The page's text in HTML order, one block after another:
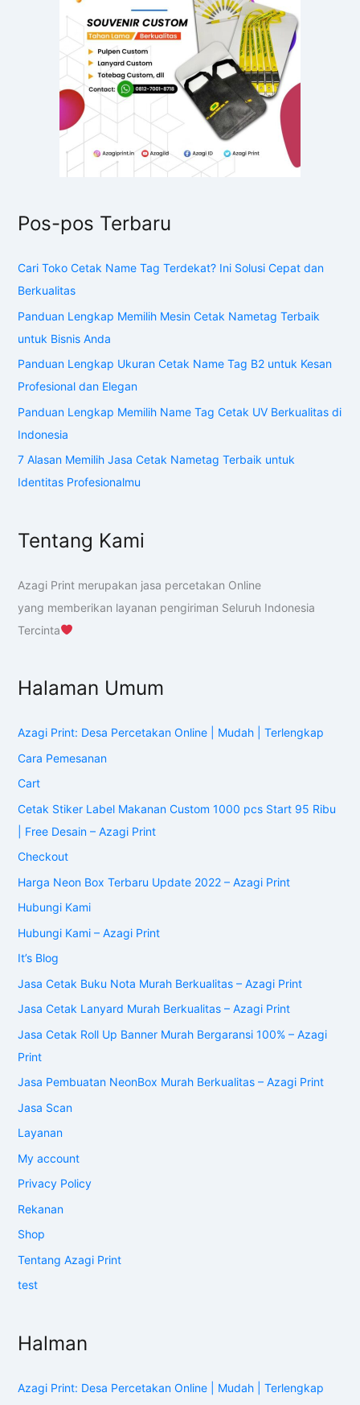
Pos-pos Terbaru
Cari Toko Cetak Name Tag Terdekat? Ini Solusi Cepat dan
Berkualitas
Panduan Lengkap Memilih Mesin Cetak Nametag Terbaik
untuk Bisnis Anda
Panduan Lengkap Ukuran Cetak Name Tag B2 untuk Kesan
Profesional dan Elegan
Panduan Lengkap Memilih Name Tag Cetak UV Berkualitas di
Indonesia
7 Alasan Memilih Jasa Cetak Nametag Terbaik untuk
Identitas Profesionalmu
Tentang Kami
Azagi Print merupakan jasa percetakan Online
yang memberikan layanan pengiriman Seluruh Indonesia
Tercinta
Halaman Umum
Azagi Print: Desa Percetakan Online | Mudah | Terlengkap
Cara Pemesanan
Cart
Cetak Stiker Label Makanan Custom 1000 pcs Start 95 Ribu
| Free Desain – Azagi Print
Checkout
Harga Neon Box Terbaru Update 2022 – Azagi Print
Hubungi Kami
Hubungi Kami – Azagi Print
It’s Blog
Jasa Cetak Buku Nota Murah Berkualitas – Azagi Print
Jasa Cetak Lanyard Murah Berkualitas – Azagi Print
Jasa Cetak Roll Up Banner Murah Bergaransi 100% – Azagi
Print
Jasa Pembuatan NeonBox Murah Berkualitas – Azagi Print
Jasa Scan
Layanan
My account
Privacy Policy
Rekanan
Shop
Tentang Azagi Print
test
Halman
Azagi Print: Desa Percetakan Online | Mudah | Terlengkap